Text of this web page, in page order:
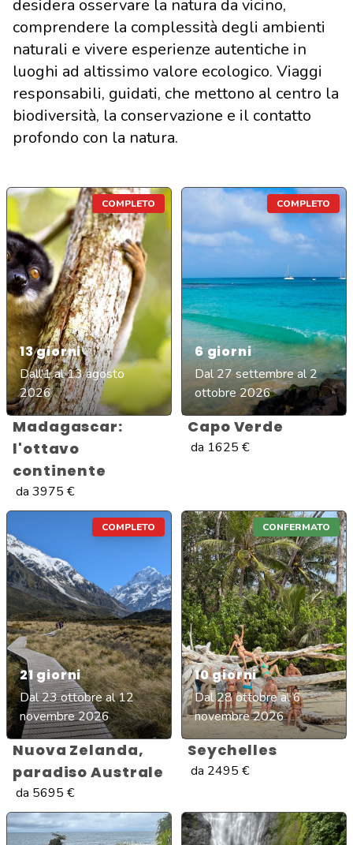
desidera osservare la natura da vicino,
comprendere la complessità degli ambienti
naturali e vivere esperienze autentiche in
luoghi ad altissimo valore ecologico. Viaggi
responsabili, guidati, che mettono al centro la
biodiversità, la conservazione e il contatto
profondo con la natura.
COMPLETO
13giorni
Dall'1 al 13 agosto
2026
Madagascar:
l'ottavo
continente
da 3975 €
COMPLETO
6 giorni
Dal 27 settembre al 2
ottobre 2026
Capo Verde
da 1625 €
COMPLETO
21giorni
Dal 23 ottobre al 12
novembre 2026
Nuova Zelanda,
paradiso Australe
da 5695 €
CONFERMATO
10giorni
Dal 28 ottobre al 6
novembre 2026
Seychelles
da 2495 €